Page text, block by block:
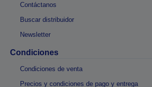
Contáctanos
Buscar distribuidor
Newsletter
Condiciones
Condiciones de venta
Precios y condiciones de pago y entrega